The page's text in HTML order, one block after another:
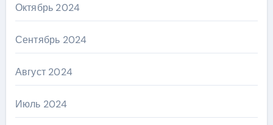
Октябрь 2024
Сентябрь 2024
Август 2024
Июль 2024